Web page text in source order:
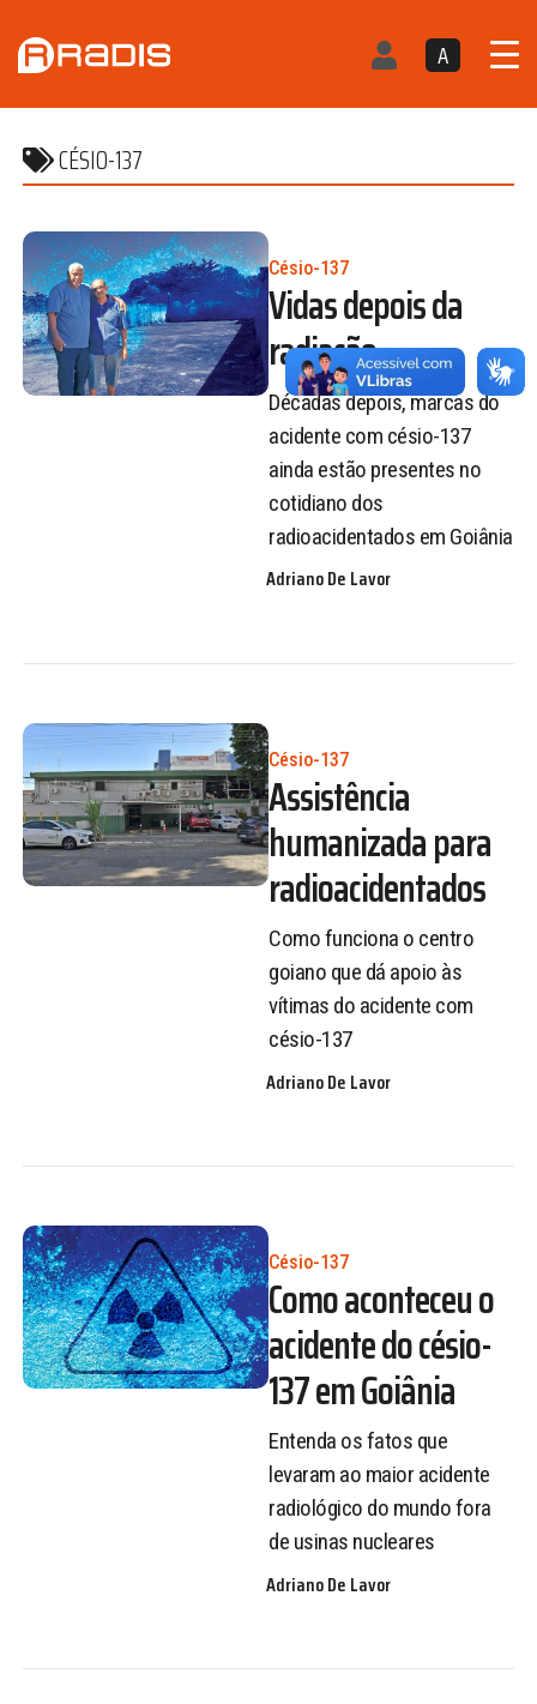
A
CÉSIO-137
Césio-137
Vidas depois da
radiação
Décadas depois, marcas do
acidente com césio-137
ainda estão presentes no
cotidiano dos
radioacidentados em Goiânia
Adriano De Lavor
Césio-137
Assistência
humanizada para
radioacidentados
Como funciona o centro
goiano que dá apoio às
vítimas do acidente com
césio-137
Adriano De Lavor
Césio-137
Como aconteceu o
acidente do césio-
137 em Goiânia
Entenda os fatos que
levaram ao maior acidente
radiológico do mundo fora
de usinas nucleares
Adriano De Lavor